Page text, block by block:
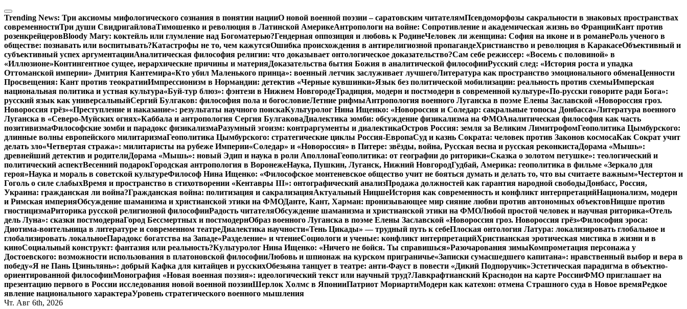
Перейти
к
содержимому
Trending News: Три аксиомы мифологического сознания в понятии нацииО новой военной поэзии – саратовским читателямПсевдоморфозы сакральности в знаковых пространствах
современностиТри души СвидригайловаТимошенко и революция в Латинской АмерикеАнтропологи на войне: Сопротивление и академическая жизнь во ФранцииКант против
розенкрейцеровBloody Mary: коктейль или глумление над Богоматерью?Гендерная оппозиция и любовь к РодинеЧеловек ли женщина: София на иконе и в романеРоль ученого в
обществе: познавать или воспитывать?Катастрофы не то, чем кажутсяОшибка происхождения в антирелигиозной пропагандеХристианство и революция в КаракасеОбъективный и
субъективный успех аргументацииАналитическая философия религии: что доказывает онтологическое доказательство?Сам себе режиссер: «Восемь с половиной» в
«Иллюзионе»Контингентное сущее, иерархические причины и материяДоказательства бытия Божия в аналитической философииРусский след: «История роста и упадка
Оттоманской империи» Дмитрия Кантемира«Кто убил Маленького принца»: военный летчик заслуживает лучшегоЛитература как пространство эмоционального обменаЦенности
Просвещения: Кант против теократииИмпрессионизм в Нормандии: детектив «Черные кувшинки»Язык без политической мобилизации: реальность против схемыИмперская
национальная политика и устная культура«Буй-тур блюз»: фэнтези в Нижнем НовгородеТрадиция, модерн и постмодерн в современной культуре«По-русски говорите ради Бога»:
русский язык как универсальныйСергий Булгаков: философия пола и богословиеЛетние рифмыАнтропология военного Луганска в поэме Елены Заславской «Новороссия гроз.
Новороссия грёз»«Преступление и наказание»: результаты научного поискаКультуролог Нина Ищенко: «Новороссия и Соледар: сакральные топосы Донбасса»Литература военного
Луганска в «Северо-Муйских огнях»Каббала и антропология Сергия БулгаковаДиалектика зомби: обсуждение физикализма на ФМОАналитическая философия как часть
позитивизмаФилософские зомби и парадокс физикализмаРазумный эгоизм: контраргументы и диалектикаОстров Россия: земля за Великим ЛимитрофомГеополитика Цымбурского:
длинные волны европейского милитаризмаГеополитика Цымбурского: стратегические циклы Россия-ЕвропаСуд и казнь Сократа: человек против Законов космосаКак Сократ учит
делать зло«Четвертая стража»: милитаристы на рубеже Империи«Соледар» и «Новороссия» в Питере: звёзды, война, Русская весна и русская реконкистаДорама «Мышь»:
древнейший детектив и родителиДорама «Мышь»: новый Эдип и наука в роли АполлонаГеополитика: от географии до риторики«Сказка о золотом петушке»: теологический и
политический аспектВесенний подарокГородская антропология в ВоронежеНаука, Пушкин, Луганск, Нижний НовгородГудбай, Америка: геополитика в фильме «Зеркало для
героя»Наука и мораль в советской культуреФилософ Нина Ищенко: «Философское монтеневское общество учит не бояться думать и делать то, что вы считаете важным»Честертон и
Гоголь о силе слабыхВремя и пространство в стихотворении «Кентавры III»: онтографический анализПродажа должностей как гарантия народной свободыДонбасс, Россия,
Украина: гражданская ли война?Гражданская война: политизация и сакрализацияАктуальный НицшеИстория как современность и конфликт интерпретацийНационализм, модерн
и Римская империяОбсуждение шаманизма и христианской этики на ФМОДанте, Кант, Харман: пронизывающее мир сияние любви против автономных объектовНицше против
гностицизмаРиторика русской религиозной философииРадость читателяОбсуждение шаманизма и христианской этики на ФМОЛюбой простой человек и научная риторика«Отель
дель Луна»: сказки постмодернаГород Бессмертных и постмодернОбраз военного Луганска в поэме Елены Заславской «Новороссия гроз. Новороссия грёз»Философия эроса:
Диотима-воительница в литературе и современном театреДиалектика научности«Тень Цикады» — трудный путь к себеПлоская онтология Латура: локализировать глобальное и
глобализировать локальноеПарадокс богатства на Западе«Разделение» и чтениеСоциологи и ученые: конфликт интерпретацийХристианская эротическая мистика в жизни и в
киноСоциальный конструкт: фантазия или реальность?Культуролог Нина Ищенко: «Ничего не бойся. Ты справишься»Разочарования зимыКомпрометация персонажа у
Достоевского: возможности использования в платоновской философииЛюбовь и шпионаж на курском приграничье«Записки сумасшедшего капитана»: нравственный выбор и вера в
победу«Я не Пань Цзиньлянь»: добрый Кафка для китайцев и русскихОбезьяна танцует в театре: анти-Фауст в повести «Дикий Подпоручик»Эстетическая парадигма в объектно-
ориентированной философииМонография «Новая военная поэзия»: идеологический текст или научный труд?Лавкрафтианский Краснодон на карте РоссииФМО приглашает на
презентацию первого в России исследования новой военной поэзииШерлок Холмс в ЯпонииПатриот МориартиМодерн как катехон: отмена Страшного суда в Новое времяРедкое
явление национального характераУровень стратегического военного мышления
Чт. Авг 6th, 2026